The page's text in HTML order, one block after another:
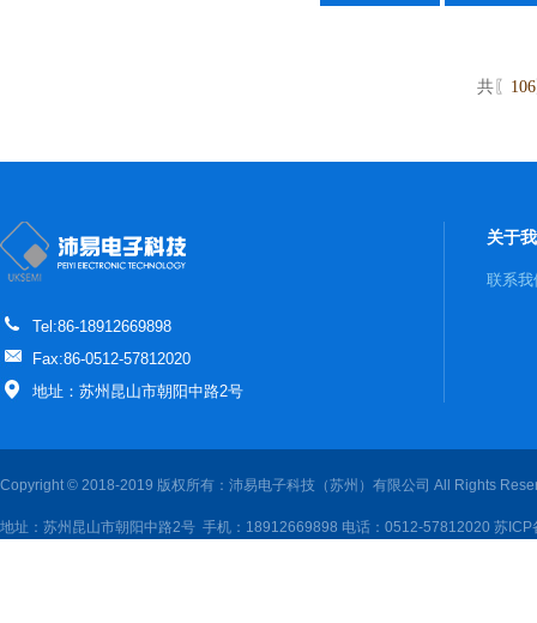
共〖 106
Tel:86-18912669898
Fax:86-0512-57812020
地址：苏州昆山市朝阳中路2号
关于
联系我
Copyright © 2018-2019 版权所有：沛易电子科技（苏州）有限公司 All Rights
地址：苏州昆山市朝阳中路2号 手机：18912669898 电话：0512-57812020 苏ICP